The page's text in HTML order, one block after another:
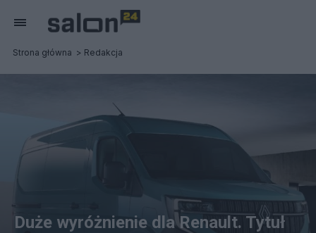
Strona główna Redakcja
Duże wyróżnienie dla Renault. Tytuł